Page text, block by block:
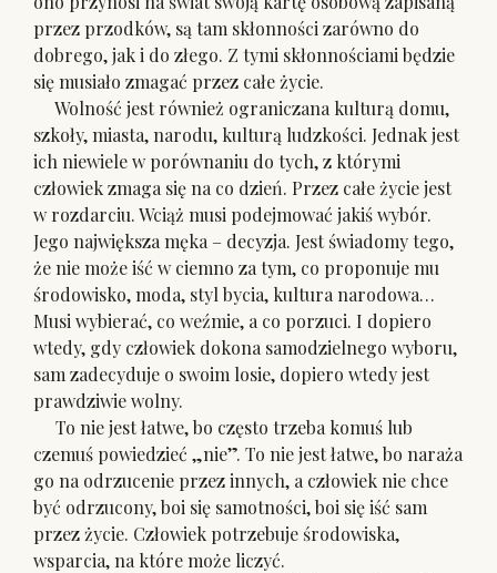
przez przodków, są tam skłonności zarówno do
dobrego, jak i do złego. Z tymi skłonnościami będzie
się musiało zmagać przez całe życie.
Wolność jest również ograniczana kulturą domu,
szkoły, miasta, narodu, kulturą ludzkości. Jednak jest
ich niewiele w porównaniu do tych, z którymi
człowiek zmaga się na co dzień. Przez całe życie jest
w rozdarciu. Wciąż musi podejmować jakiś wybór.
Jego największa męka – decyzja. Jest świadomy tego,
że nie może iść w ciemno za tym, co proponuje mu
środowisko, moda, styl bycia, kultura narodowa…
Musi wybierać, co weźmie, a co porzuci. I dopiero
wtedy, gdy człowiek dokona samodzielnego wyboru,
sam zadecyduje o swoim losie, dopiero wtedy jest
prawdziwie wolny.
To nie jest łatwe, bo często trzeba komuś lub
czemuś powiedzieć „nie”. To nie jest łatwe, bo naraża
go na odrzucenie przez innych, a człowiek nie chce
być odrzucony, boi się samotności, boi się iść sam
przez życie. Człowiek potrzebuje środowiska,
wsparcia, na które może liczyć.